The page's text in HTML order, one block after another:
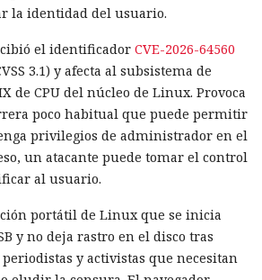
17 de las 19 acciones
configuraciones probadas no
públicas habituales de los
los modelos acceso a internet y se
los mecanismos de protección
impedir usos peligrosos. Los
ver los límites de los sistemas, no
en que la mayoría de los clientes
mañana del 28 de julio. El sistema de
datos salían de una de las máquinas
la identidad del usuario.
el identificador CVE-2026-64560
3.1) y afecta al subsistema de
de CPU del núcleo de Linux. Provoca
poco habitual que puede permitir
privilegios de administrador en el
un atacante puede tomar el control
al usuario.
portátil de Linux que se inicia
y no deja rastro en el disco tras
y activistas que necesitan